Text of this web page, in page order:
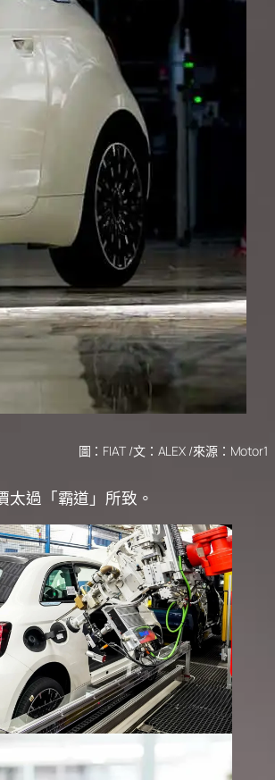
圖：FIAT /文：ALEX /來源：Motor1
過「霸道」所致。